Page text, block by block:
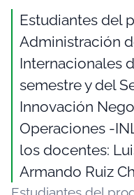
Estudiantes del
Administración
Internacionales
semestre y del
Innovación
Operaciones -
los docentes:
Armando Ruiz